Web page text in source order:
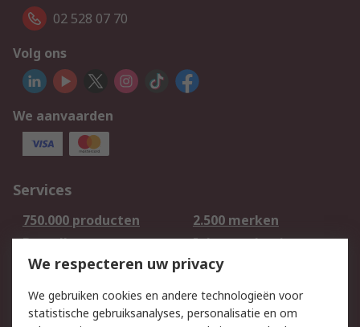
02 528 07 70
Volg ons
We aanvaarden
Services
750.000 producten
2.500 merken
Bestellen
Inkoopoplossingen
Retouren
Technisch advies
Track & Trace
We respecteren uw privacy
We gebruiken cookies en andere technologieën voor
statistische gebruiksanalyses, personalisatie en om